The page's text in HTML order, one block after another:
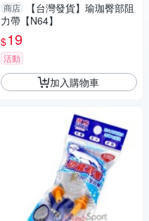
商店
【台灣發貨】瑜珈臀部阻
力帶【N64】
$19
活動
加入購物車